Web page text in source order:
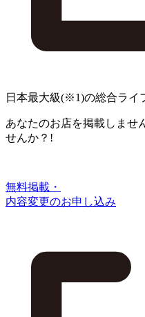
日本最大級(※1)の総合ライ
あなたのお店を掲載しませ
せんか？!
無料掲載・
内容変更のお申し込み